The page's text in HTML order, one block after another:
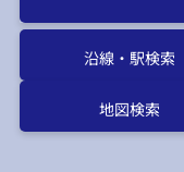
沿線・駅検索
地図検索